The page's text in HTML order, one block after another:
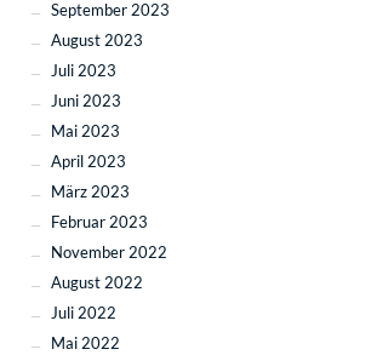
September 2023
August 2023
Juli 2023
Juni 2023
Mai 2023
April 2023
März 2023
Februar 2023
November 2022
August 2022
Juli 2022
Mai 2022